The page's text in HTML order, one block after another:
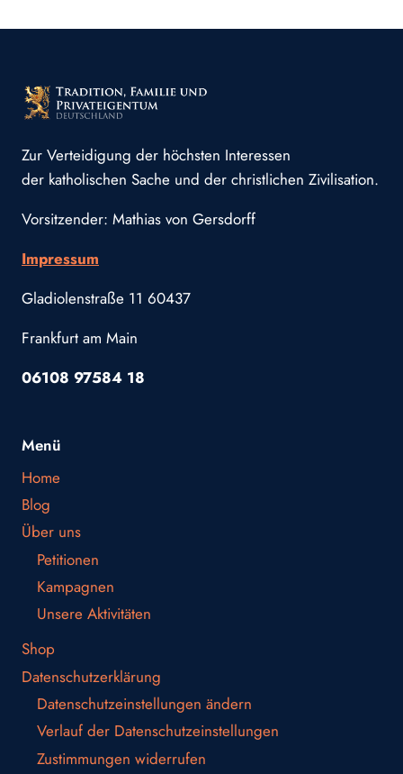
Zur Verteidigung der höchsten Interessen
der katholischen Sache und der christlichen Zivilisation.
Vorsitzender: Mathias von Gersdorff
Impressum
Gladiolenstraße 11 60437
Frankfurt am Main
06108 97584 18
Menü
Home
Blog
Über uns
Petitionen
Kampagnen
Unsere Aktivitäten
Shop
Datenschutzerklärung
Datenschutzeinstellungen ändern
Verlauf der Datenschutzeinstellungen
Zustimmungen widerrufen